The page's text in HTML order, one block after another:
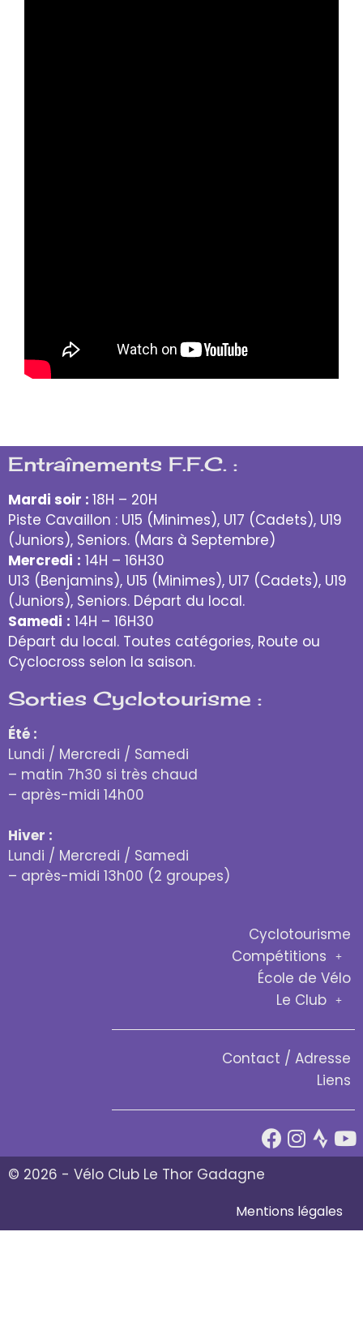
Entraînements F.F.C. :
Mardi soir : 18H – 20H
Piste Cavaillon : U15 (Minimes), U17 (Cadets), U19
(Juniors), Seniors. (Mars à Septembre)
Mercredi : 14H – 16H30
U13 (Benjamins), U15 (Minimes), U17 (Cadets), U19
(Juniors), Seniors. Départ du local.
Samedi : 14H – 16H30
Départ du local. Toutes catégories, Route ou
Cyclocross selon la saison.
Sorties Cyclotourisme :
Été :
Lundi / Mercredi / Samedi
– matin 7h30 si très chaud
– après-midi 14h00
Hiver :
Lundi / Mercredi / Samedi
– après-midi 13h00 (2 groupes)
Cyclotourisme
Compétitions
École de Vélo
Le Club
Contact / Adresse
Liens
© 2026 - Vélo Club Le Thor Gadagne
Mentions légales